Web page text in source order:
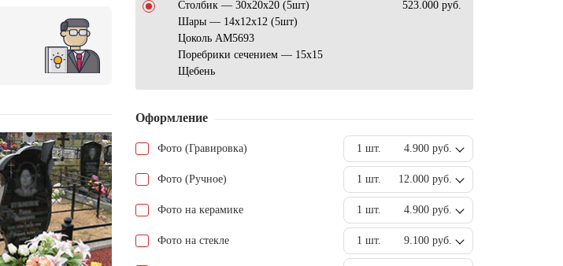
Столбик — 30х20х20 (5шт)
Шары — 14х12х12 (5шт)
Цоколь АМ5693
Поребрики сечением — 15х15
Щебень
523.000 руб.
Оформление
Фото (Гравировка) 1 шт. 4.900 руб.
Фото (Ручное) 1 шт. 12.000 руб.
Фото на керамике 1 шт. 4.900 руб.
Фото на стекле 1 шт. 9.100 руб.